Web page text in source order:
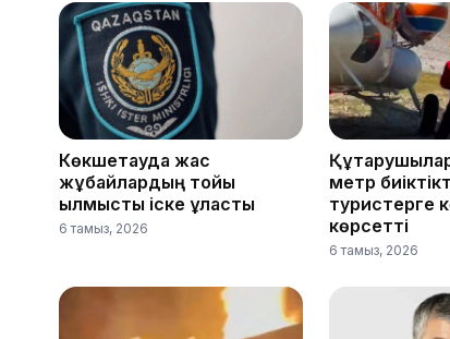
Көкшетауда жас
жұбайлардың тойы
қылмыстық іске ұласты
6 тамыз, 2026
метр
туристерге
көрсетті
6 тамыз, 2026